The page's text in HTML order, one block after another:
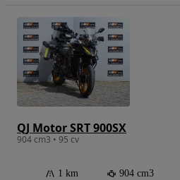
QJ Motor SRT 900SX
904 cm3 • 95 cv
1 km 904 cm3